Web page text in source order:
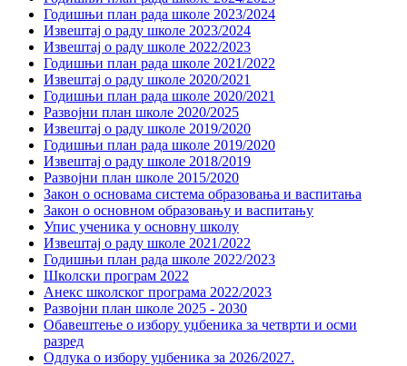
Годишњи план рада школе 2023/2024
Извештај о раду школе 2023/2024
Извештај о раду школе 2022/2023
Годишњи план рада школе 2021/2022
Извештај о раду школе 2020/2021
Годишњи план рада школе 2020/2021
Развојни план школе 2020/2025
Извештај о раду школе 2019/2020
Годишњи план рада школе 2019/2020
Извештај о раду школе 2018/2019
Развојни план школе 2015/2020
Закон о основама система образовања и васпитања
Закон о основном образовању и васпитању
Упис ученика у основну школу
Извештај о раду школе 2021/2022
Годишњи план рада школе 2022/2023
Школски програм 2022
Анекс школског програма 2022/2023
Развојни план школе 2025 - 2030
Обавештење о избору уџбеника за четврти и осми
разред
Одлука о избору уџбеника за 2026/2027.